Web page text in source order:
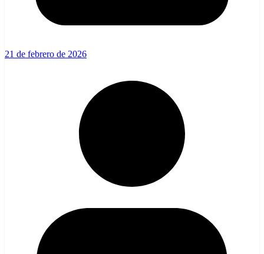
21 de febrero de 2026